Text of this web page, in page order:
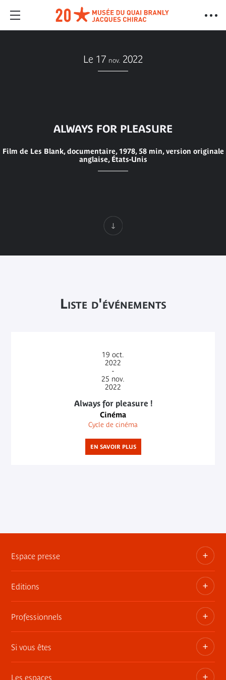
Le 17 nov. 2022
ALWAYS FOR PLEASURE
Film de Les Blank, documentaire, 1978, 58 min, version originale
anglaise, États-Unis
Liste d'événements
19 oct.
2022
-
25 nov.
2022
Always for pleasure !
Cinéma
Cycle de cinéma
EN SAVOIR PLUS
Espace presse
Dossiers, communiqués, bandes annonces
Contact presse
Editions
Les publications du musée
Professionnels
Privatisez les espaces
Si vous êtes
Les espaces